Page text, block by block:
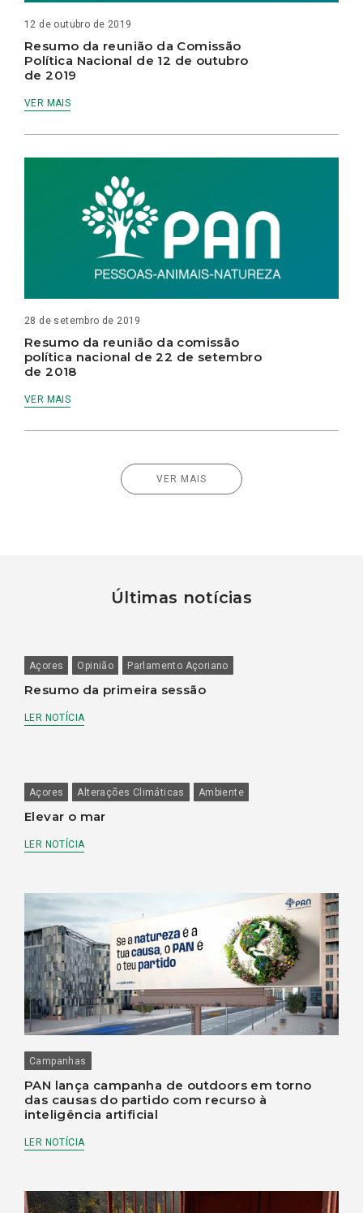
12 de outubro de 2019
Resumo da reunião da Comissão
Política Nacional de 12 de outubro
de 2019
VER MAIS
28 de setembro de 2019
Resumo da reunião da comissão
política nacional de 22 de setembro
de 2018
VER MAIS
VER MAIS
Últimas notícias
Açores Opinião Parlamento Açoriano
Resumo da primeira sessão
LER NOTÍCIA
Açores Alterações Climáticas Ambiente
Elevar o mar
LER NOTÍCIA
Campanhas
PAN lança campanha de outdoors em torno
das causas do partido com recurso à
inteligência artificial
LER NOTÍCIA